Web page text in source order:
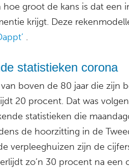
hoe groot de kans is dat een
krijgt. Deze
.
statistieken corona
boven de 80 jaar die zijn
20 procent. Dat was
statistieken die
de hoorzitting in de
verpleeghuizen zijn de
zo’n 30 procent na een